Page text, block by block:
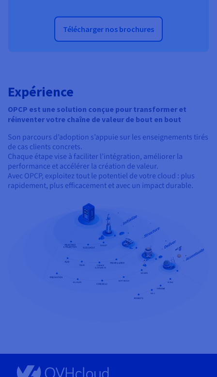
Télécharger nos brochures
Expérience
OPCP est une solution conçue pour transformer et
réinventer votre chaîne de valeur de bout en bout
Son parcours d’adoption s’appuie sur les enseignements tirés
de cas clients concrets.
Chaque étape vise à faciliter l’intégration, améliorer la
performance et accélérer la création de valeur.
Avec OPCP, exploitez tout le potentiel de votre cloud : plus
rapidement, plus efficacement et avec un impact durable.